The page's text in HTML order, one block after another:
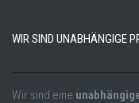
WIR SIND UNABHÄNGIGE
Wir sind eine